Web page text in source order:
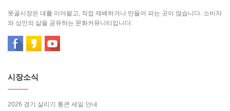
못골시장은 대를 이어팔고, 직접 재배하거나 만들어 파는 곳이 많습니다. 소비자
와 상인의 삶을 공유하는 문화커뮤니티입니다.
시장소식
2026 경기 살리기 통큰 세일 안내